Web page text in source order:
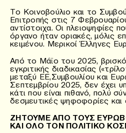
Το Κοινοβούλιο και το
Επιτροπής στις 7
αντίστοιχα. Οι πλειοψηφίες
όργανο ήταν οριακές, μόλις
κειμένου. Μερικοί Έλληνες
Από το Μάϊο του 2025,
εγκριτικής διαδικασίας
μεταξύ ΕΕ,Συμβουλίου και
Σεπτεμβρίου 2025, δεν έχει
κάτι που είναι πιθανό, πολύ
δεσμευτικές ψηφοφορίες και
ΖΗΤΟΥΜΕ ΑΠΟ ΤΟΥΣ
ΚΑΙ ΟΛΟ ΤΟΝ ΠΟΛΙΤΙΚΟ